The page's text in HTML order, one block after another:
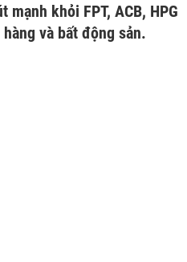
khỏi FPT, ACB, HPG
và bất động sản.